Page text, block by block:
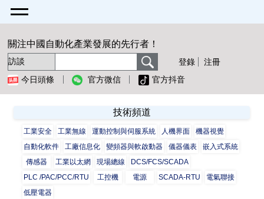
關注中國自動化產業發展的先行者！
登錄
注冊
今日頭條
官方微信 官方抖音
技術頻道
工業安全 工業無線 運動控制與伺服系統 人機界面
機器視覺
自動化軟件
工廠信息化 變頻器與軟啟動器 儀器儀表
嵌入式系統
傳感器
工業以太網 現場總線
DCS/FCS/SCADA
PLC /PAC/PCC/RTU
工控機 電源 SCADA-RTU
電氣聯接
低壓電器